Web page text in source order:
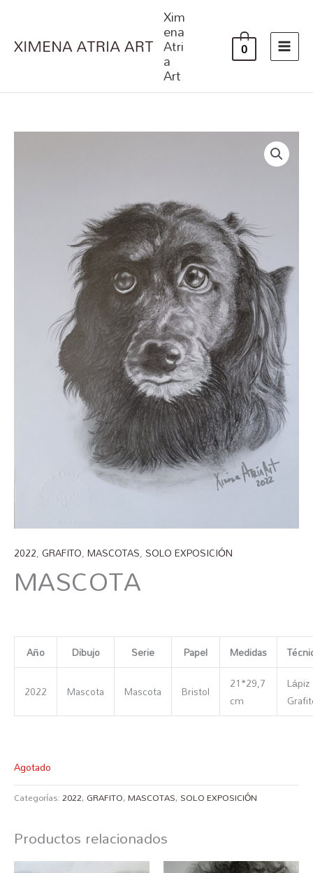
contenido
Xim
ena
Atri
a
Art
0
2022,GRAFITO,MASCOTAS, SOLO EXPOSICIÓN
MASCOTA
Año Dibujo Serie Papel Medidas
2022 Mascota Mascota Bristol
21*29,7
cm
Lápiz
Agotado
Categorías: 2022, GRAFITO,MASCOTAS,SOLO EXPOSICIÓN
Productos relacionados